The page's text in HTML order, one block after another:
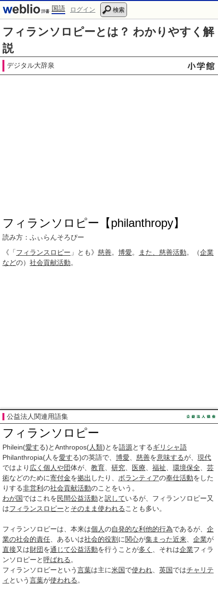
国語 ログイン 検索
フィランソロピーとは？ わかりやすく解
説
デジタル大辞泉
フィランソロピー【philanthropy】
読み方：ふぃらんそろぴー
《「フィランスロピー 」とも》 慈善。 博愛。 また、 慈善活動。（企業
などの） 社会貢献活動。
公益法人関連用語集
フィランソロピー
Philein(愛する)とAnthropos(人類)とを語源とするギリシャ語
Philanthropia(人を愛する)の英語で、 博愛 慈善を意味するが、 現代
ではより 広く 個人や団体が、 教育 研究 医療 福祉 環境保全
芸
術などのために寄付金を拠出 したり、 ボランティアの奉仕活動をした
りする非営利 の社会貢献活動のことをいう。
わが国ではこれを民間公益活動と訳しているが、フィランソロピー又
はフィランスロピーと そのまま使われる ことも多い。
フィランソロピーは、本来は個人の自発的な利他的行為であるが、 企
業の社会的責任 、あるいは社会的役割 に関心が集まった近来 企業が
直接又は財団を通じて公益活動を行うことが多く 、それは企業フィラ
ンソロピーと呼ばれる 。
フィランソロピーという言葉は主に米国で使われ 英国ではチャリテ
ィ という言葉が使われる 。